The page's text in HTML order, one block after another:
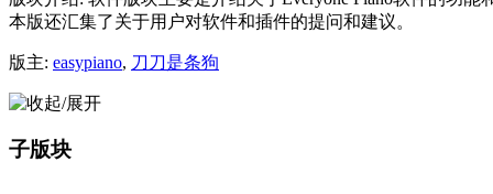
本版还汇集了关于用户对软件和插件的提问和建议。
版主: easypiano, 刀刀是条狗
子版块